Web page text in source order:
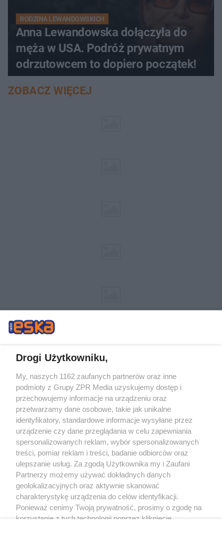
RODZINA LEWANDOWSKICH
Anna Lewandowska dołączyła do
męża w USA. Podróż prywatnym
odrzutowcem to dopiero początek!
ZOBACZ WIĘCEJ
Żaden utwór zamieszczony w serwisie nie może być powielany i
rozpowszechniany lub dalej rozpowszechniany w jakikolwiek sposób (w
tym także elektroniczny lub mechaniczny) na jakimkolwiek polu
eksploatacji w jakiejkolwiek formie, włącznie z umieszczaniem w Internecie
bez pisemnej zgody właściciela praw. Jakiekolwiek użycie lub
wykorzystanie utworów w całości lub w części z naruszeniem prawa, tzn.
bez właściwej zgody, jest zabronione pod groźbą kary i może być ścigane
prawnie.
O nas
Drogi Użytkowniku,
My, naszych 1162 zaufanych partnerów oraz inne
podmioty z Grupy ZPR Media uzyskujemy dostęp i
przechowujemy informacje na urządzeniu oraz
przetwarzamy dane osobowe, takie jak unikalne
identyfikatory, standardowe informacje wysyłane przez
urządzenie czy dane przeglądania w celu zapewniania
spersonalizowanych reklam, wybór spersonalizowanych
treści, pomiar reklam i treści, badanie odbiorców oraz
ulepszanie usług. Za zgodą Użytkownika my i Zaufani
Partnerzy możemy używać dokładnych danych
geolokalizacyjnych oraz aktywnie skanować
charakterystykę urządzenia do celów identyfikacji.
Ponieważ cenimy Twoją prywatność, prosimy o zgodę na
korzystanie z tych technologii poprzez kliknięcie